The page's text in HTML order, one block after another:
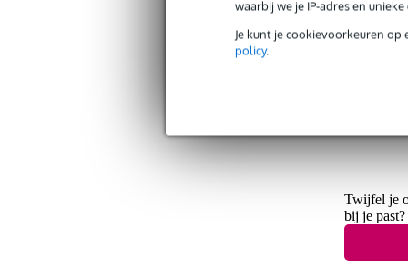
waarbij we je IP-adres en
Je kunt je cookievoorkeuren
policy.
Twijfel je
bij je